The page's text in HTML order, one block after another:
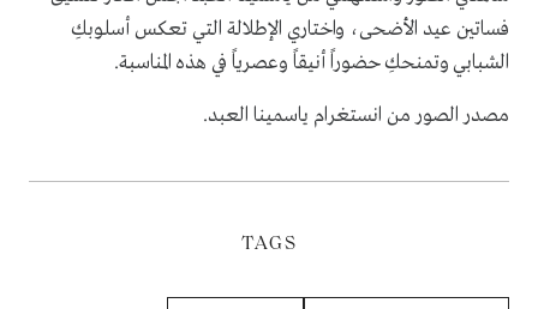
فساتين عيد الأضحى، واختاري الإطلالة التي تعكس أسلوبكِ
الشبابي وتمنحكِ حضوراً أنيقاً وعصرياً في هذه المناسبة.
مصدر الصور من انستغرام ياسمينا العبد.
TAGS